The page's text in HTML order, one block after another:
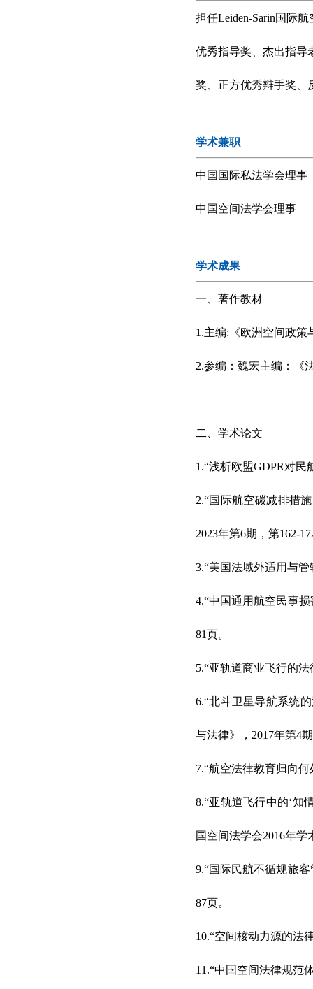
担任Leiden-Sarin国际
优秀指导奖、杰出指导
奖、正方优秀辩手奖、
学术兼职
中国国际私法学会理事
中国空间法学会理事
学术成果
一、著作教材
1.主编:《欧洲空间政策
2.参编：魏宏主编：《
二、学术论文
1.“浅析欧盟GDPR对
2.“国际航空碳减排措
2023年第6期，第162-
3.“美国法域外适用与
4.“中国通用航空民事
81页。
5.“亚轨道商业飞行的
6.“北斗卫星导航系统
与法律》，2017年第4
7.“航空法律教育归向
8.“亚轨道飞行中的‘知
国空间法学会2016年
9.“国际民航不循规旅
87页。
10.“空间核动力源的法
11.“中国空间法律规范